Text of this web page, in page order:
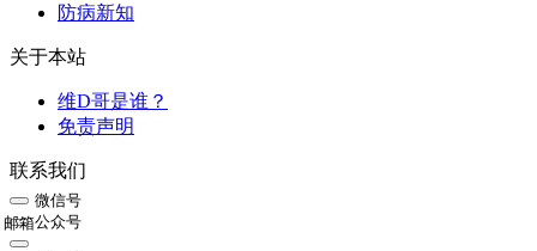
防病新知
关于本站
维D哥是谁？
免责声明
联系我们
微信号
公众号
邮箱